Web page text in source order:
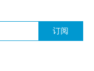
订阅